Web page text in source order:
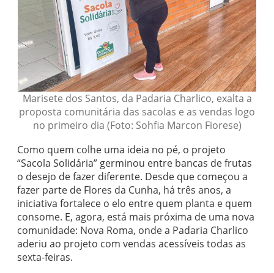
Marisete dos Santos, da Padaria Charlico, exalta a
proposta comunitária das sacolas e as vendas logo
no primeiro dia (Foto: Sohfia Marcon Fiorese)
Como quem colhe uma ideia no pé, o projeto
“Sacola Solidária” germinou entre bancas de frutas
o desejo de fazer diferente. Desde que começou a
fazer parte de Flores da Cunha, há três anos, a
iniciativa fortalece o elo entre quem planta e quem
consome. E, agora, está mais próxima de uma nova
comunidade: Nova Roma, onde a Padaria Charlico
aderiu ao projeto com vendas acessíveis todas as
sexta-feiras.